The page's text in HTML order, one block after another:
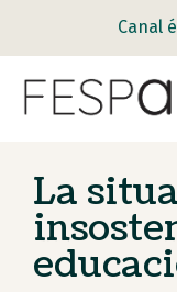
Canal
La